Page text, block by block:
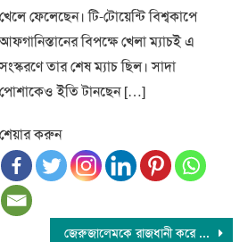
খেলে ফেলেছেন। টি-টোয়েন্টি বিশ্বকাপে
আফগানিস্তানের বিপক্ষে খেলা ম্যাচই এ
সংস্করণে তার শেষ ম্যাচ ছিল। সাদা
পোশাকেও ইতি টানছেন […]
শেয়ার করুন
জেরুজালেমকে রাজধানী করে স্বাধীন ফিলিস্তিন রাষ্ট্র প্রতিষ্ঠিত হওয়া পর্যন্ত সংগ্রাম চলবে : হামাস